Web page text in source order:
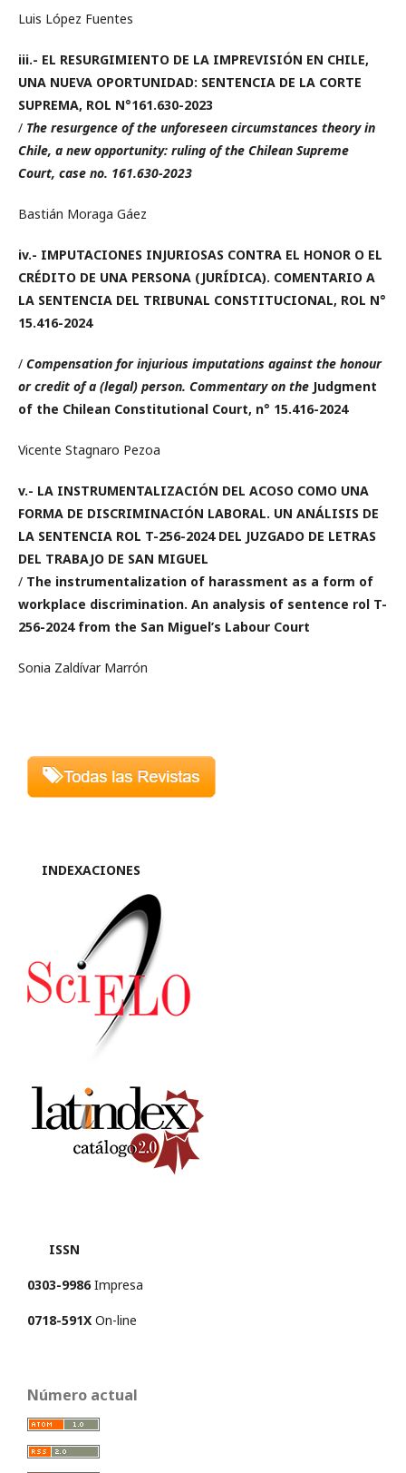
Luis López Fuentes
iii.- EL RESURGIMIENTO DE LA IMPREVISIÓN EN CHILE,
UNA NUEVA OPORTUNIDAD: SENTENCIA DE LA CORTE
SUPREMA, ROL N°161.630-2023
/ The resurgence of the unforeseen circumstances theory in
Chile, a new opportunity: ruling of the Chilean Supreme
Court, case no. 161.630-2023
Bastián Moraga Gáez
iv.- IMPUTACIONES INJURIOSAS CONTRA EL HONOR O EL
CRÉDITO DE UNA PERSONA (JURÍDICA). COMENTARIO A
LA SENTENCIA DEL TRIBUNAL CONSTITUCIONAL, ROL N°
15.416-2024
/ Compensation for injurious imputations against the honour
or credit of a (legal) person. Commentary on the Judgment
of the Chilean Constitutional Court, n° 15.416-2024
Vicente Stagnaro Pezoa
v.- LA INSTRUMENTALIZACIÓN DEL ACOSO COMO UNA
FORMA DE DISCRIMINACIÓN LABORAL. UN ANÁLISIS DE
LA SENTENCIA ROL T-256-2024 DEL JUZGADO DE LETRAS
DEL TRABAJO DE SAN MIGUEL
/ The instrumentalization of harassment as a form of
workplace discrimination. An analysis of sentence rol T-
256-2024 from the San Miguel’s Labour Court
Sonia Zaldívar Marrón
INDEXACIONES
ISSN
0303-9986Impresa
0718-591X On-line
Número actual